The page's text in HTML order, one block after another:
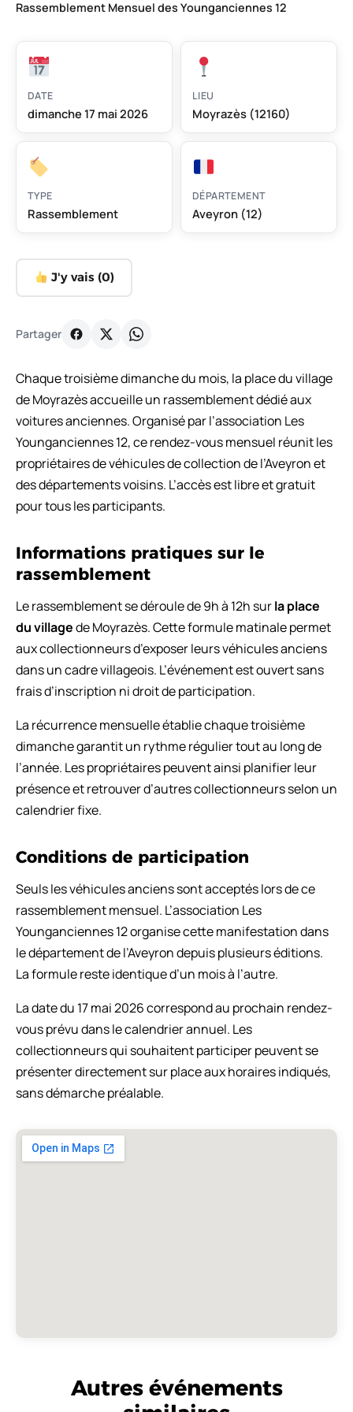
Rassemblement Mensuel des Younganciennes 12
DATE
dimanche 17 mai 2026
LIEU
Moyrazès (12160)
TYPE
Rassemblement
DÉPARTEMENT
Aveyron (12)
J'y vais (0)
Partager
Chaque troisième dimanche du mois, la place du village
de Moyrazès accueille un rassemblement dédié aux
voitures anciennes. Organisé par l’association Les
Younganciennes 12, ce rendez-vous mensuel réunit les
propriétaires de véhicules de collection de l’Aveyron et
des départements voisins. L’accès est libre et gratuit
pour tous les participants.
Informations pratiques sur le
rassemblement
Le rassemblement se déroule de 9h à 12h surla place
du villagede Moyrazès. Cette formule matinale permet
aux collectionneurs d’exposer leurs véhicules anciens
dans un cadre villageois. L’événement est ouvert sans
frais d’inscription ni droit de participation.
La récurrence mensuelle établie chaque troisième
dimanche garantit un rythme régulier tout au long de
l’année. Les propriétaires peuvent ainsi planifier leur
présence et retrouver d’autres collectionneurs selon un
calendrier fixe.
Conditions de participation
Seuls les véhicules anciens sont acceptés lors de ce
rassemblement mensuel. L’association Les
Younganciennes 12 organise cette manifestation dans
le département de l’Aveyron depuis plusieurs éditions.
La formule reste identique d’un mois à l’autre.
La date du 17 mai 2026 correspond au prochain rendez-
vous prévu dans le calendrier annuel. Les
collectionneurs qui souhaitent participer peuvent se
présenter directement sur place aux horaires indiqués,
sans démarche préalable.
Autres événements